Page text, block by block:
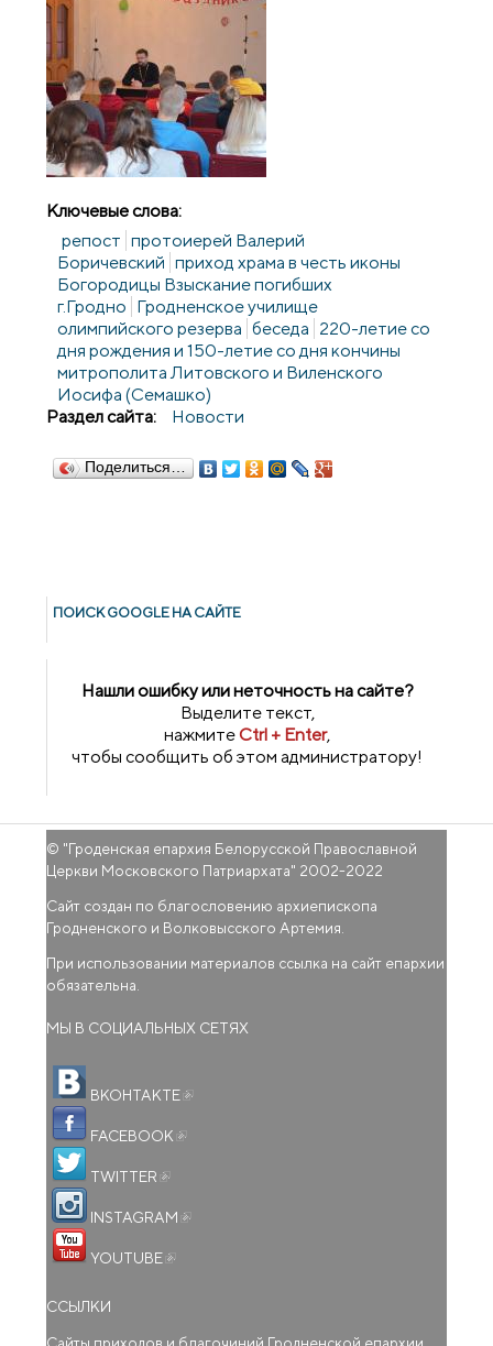
Ключевые слова:
репост протоиерей Валерий
Боричевский приход храма в честь иконы
Богородицы Взыскание погибших
г.Гродно Гродненское училище
олимпийского резерва беседа 220-летие со
дня рождения и 150-летие со дня кончины
митрополита Литовского и Виленского
Иосифа (Семашко)
Раздел сайта:
Новости
Поделиться…
ПОИСК GOОGLE НА САЙТЕ
Нашли ошибку или неточность на сайте?
Выделите текст,
нажмитеCtrl + Enter,
чтобы сообщить об этом администратору!
© "Гроденская епархия Белорусской Православной
Церкви Московского Патриархата" 2002-2022
Сайт создан по благословению архиепископа
Гродненского и Волковысского Артемия.
При использовании материалов ссылка на сайт епархии
обязательна.
МЫ В СОЦИАЛЬНЫХ СЕТЯХ
ВКОНТАКТЕ
FACEBOOK
TWITTER
INSTAGRAM
YOUTUBE
ССЫЛКИ
Сайты приходов и благочиний Гродненской епархии